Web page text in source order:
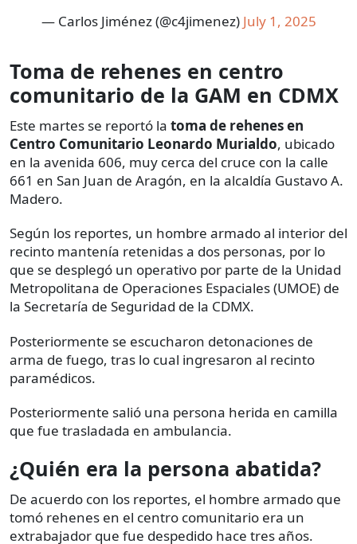
— Carlos Jiménez (@c4jimenez) July 1, 2025
Toma de rehenes en centro
comunitario de la GAM en CDMX
Este martes se reportó la toma de rehenes en
Centro Comunitario Leonardo Murialdo, ubicado
en la avenida 606, muy cerca del cruce con la calle
661 en San Juan de Aragón, en la alcaldía Gustavo A.
Madero.
Según los reportes, un hombre armado al interior del
recinto mantenía retenidas a dos personas, por lo
que se desplegó un operativo por parte de la Unidad
Metropolitana de Operaciones Espaciales (UMOE) de
la Secretaría de Seguridad de la CDMX.
Posteriormente se escucharon detonaciones de
arma de fuego, tras lo cual ingresaron al recinto
paramédicos.
Posteriormente salió una persona herida en camilla
que fue trasladada en ambulancia.
¿Quién era la persona abatida?
De acuerdo con los reportes, el hombre armado que
tomó rehenes en el centro comunitario era un
extrabajador que fue despedido hace tres años.